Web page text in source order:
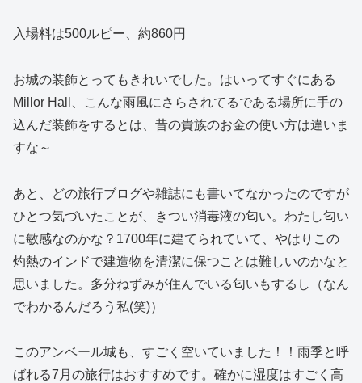
入場料は500ルピー、約860円
お城の装飾とってもきれいでした。はいってすぐにある
Millor Hall、こんな雨風にさらされてるである場所に手の
込んだ装飾をするとは、昔の貴族のお金の使い方は違いま
すな～
あと、どの旅行ブログや雑誌にも書いてなかったのですが
ひとつ気づいたことが、きつい消毒液の匂い。わたし匂い
に敏感なのかな？1700年に建てられていて、やはりこの
灼熱のインドで建造物を清潔に保つことは難しいのかなと
思いました。多分ねずみが住んでいる匂いもするし（なん
でわかるんだろう私(笑)）
このアンベール城も、すごく空いていました！！雨季と呼
ばれる7月の旅行はおすすめです。確かに湿度はすごく高